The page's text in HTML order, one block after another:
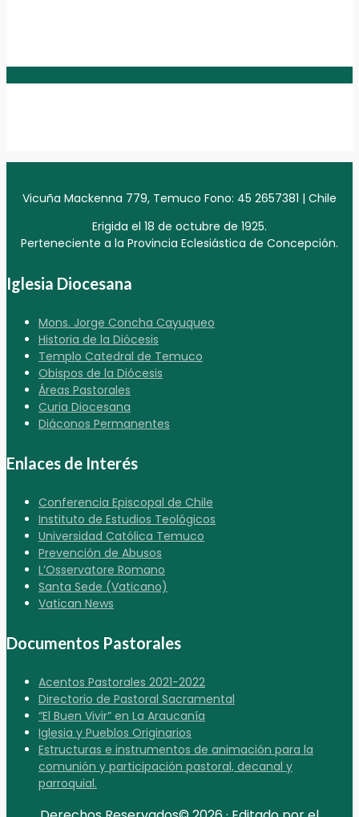
Vicuña Mackenna 779, Temuco Fono: 45 2657381 | Chile
Erigida el 18 de octubre de 1925.
Perteneciente a la Provincia Eclesiástica de Concepción.
Iglesia Diocesana
Mons. Jorge Concha Cayuqueo
Historia de la Diócesis
Templo Catedral de Temuco
Obispos de la Diócesis
Áreas Pastorales
Curia Diocesana
Diáconos Permanentes
Enlaces de Interés
Conferencia Episcopal de Chile
Instituto de Estudios Teológicos
Universidad Católica Temuco
Prevención de Abusos
L’Osservatore Romano
Santa Sede (Vaticano)
Vatican News
Documentos Pastorales
Acentos Pastorales 2021-2022
Directorio de Pastoral Sacramental
“El Buen Vivir” en La Araucanía
Iglesia y Pueblos Originarios
Estructuras e instrumentos de animación para la
comunión y participación pastoral, decanal y
parroquial.